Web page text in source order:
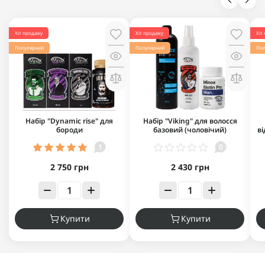
Хіт продажу
Популярний
Набір "Dynamic rise" для
бороди
1
2 750 грн
Купити
Хіт продажу
Популярний
Набір "Viking" для волосся
базовий (чоловічий)
0
2 430 грн
Купити
Хіт